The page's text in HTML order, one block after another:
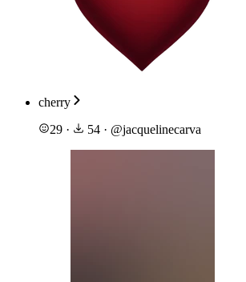
cherry
29 · 54 · @jacquelinecarva